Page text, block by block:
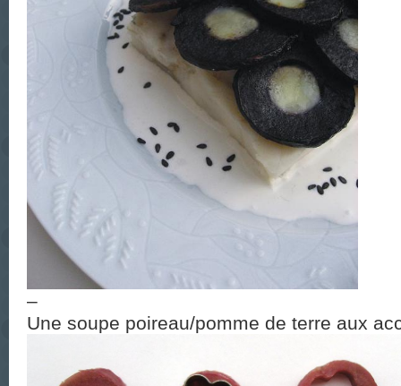
–
Une soupe poireau/pomme de terre aux